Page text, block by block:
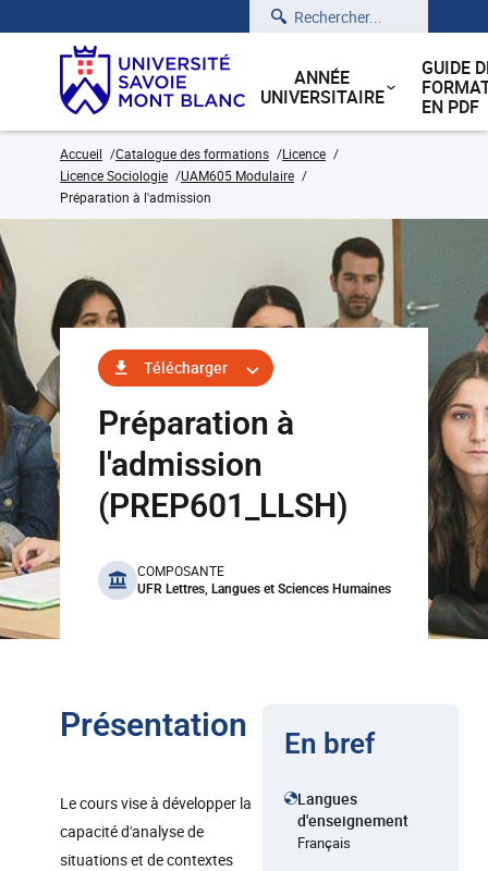
Rechercher
ANNÉE
UNIVERSITAIRE
GUIDE
EN PDF
Accueil Catalogue des formations
Licence
Licence Sociologie
UAM605 Modulaire
Préparation à l'admission
Télécharger
Préparation à
l'admission
(PREP601_LLSH)
benefits
COMPOSANTE
UFR Lettres, Langues et Sciences Humaines
Présentation
Le cours vise à développer la
capacité d'analyse de
situations et de contextes
En bref
Langues
d'enseignement
Français